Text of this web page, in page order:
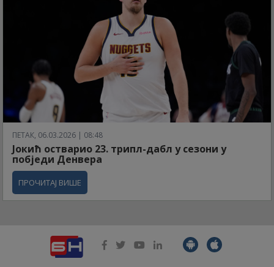
ПЕТАК, 06.03.2026 | 08:48
Јокић остварио 23. трипл-дабл у сезони у
побједи Денвера
ПРОЧИТАЈ ВИШЕ